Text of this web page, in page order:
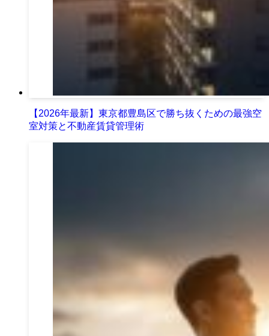
【2026年最新】東京都豊島区で勝ち抜くための最強空
室対策と不動産賃貸管理術